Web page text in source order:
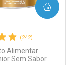
(242)
Alimentar
Sem Sabor
COMPRAR